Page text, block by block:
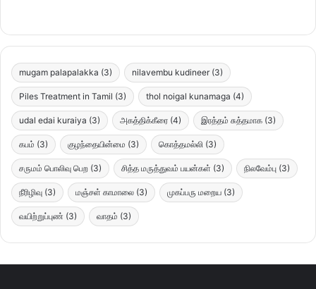
mugam palapalakka (3) nilavembu kudineer (3)
Piles Treatment in Tamil (3) thol noigal kunamaga (4)
udal edai kuraiya (3) அகத்திக்கீரை (4) இரத்தம் சுத்தமாக (3)
கபம் (3) குழந்தையின்மை (3) கொத்தமல்லி (3)
சருமம் பொலிவு பெற (3) சித்த மருத்துவம் பயன்கள் (3) நிலவேம்பு (3)
நீரிழிவு (3) மஞ்சள் காமாலை (3) முகப்பரு மறைய (3)
வயிற்றுப்புண் (3) வாதம் (3)